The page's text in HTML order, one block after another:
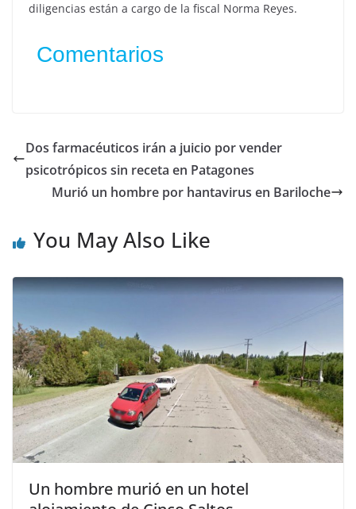
diligencias están a cargo de la fiscal Norma Reyes.
Comentarios
Dos farmacéuticos irán a juicio por vender
psicotrópicos sin receta en Patagones
Murió un hombre por hantavirus en Bariloche
You May Also Like
Un hombre murió en un hotel